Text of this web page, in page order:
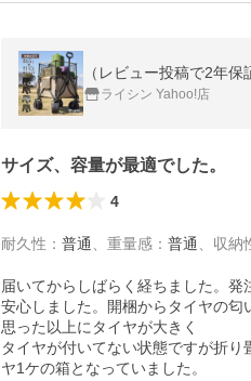
（レビュー投稿で2年
ライシン Yahoo!店
サイズ、容量が最適でした。
4
耐久性 ： 普通 重量感 ： 普通 収納
届いてからしばらく経ちました。
安心しました。開梱からタイヤの匂
思った以上にタイヤが大きく
タイヤが付いてない状態ですが折
ヤ1ケの箱となっていました。